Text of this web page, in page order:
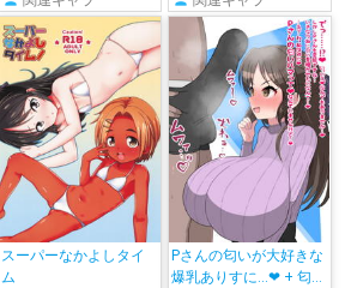
スーパーなかよしタイ
ム
Pさんの匂いが大好きな
爆乳ありすに…❤ + 匂い